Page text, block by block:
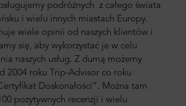
podróżnych z całego świata
i wielu innych miastach Europy.
wiele opinii od naszych klientów i
się, aby wykorzystać je w celu
naszych usług. Z dumą możemy
2004 roku Trip-Advisor co roku
Doskonałości”. Można tam
pozytywnych recenzji i wielu